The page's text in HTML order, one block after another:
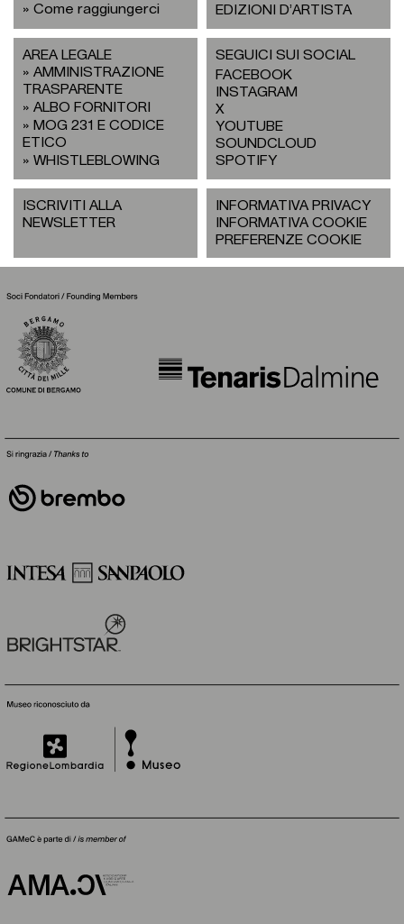
Come raggiungerci
EDIZIONI D’ARTISTA
AREA LEGALE
AMMINISTRAZIONE
TRASPARENTE
ALBO FORNITORI
MOG 231 E CODICE
ETICO
WHISTLEBLOWING
SEGUICI SUI SOCIAL
FACEBOOK
INSTAGRAM
X
YOUTUBE
SOUNDCLOUD
SPOTIFY
ISCRIVITI ALLA
NEWSLETTER
INFORMATIVA PRIVACY
INFORMATIVA COOKIE
PREFERENZE COOKIE